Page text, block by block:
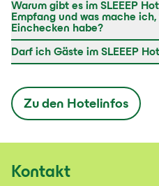
Warum gibt es im SLEEEP
Empfang und was mache
Einchecken habe?
Darf ich Gäste im SLEEEP
Zu den Hotelinfos
Kontakt